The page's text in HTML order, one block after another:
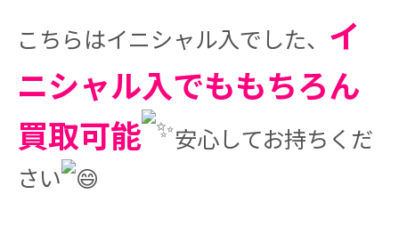
こちらはイニシャル入でした、 イ
ニシャル入でももちろん
買取可能
安心してお持ちくだ
さい